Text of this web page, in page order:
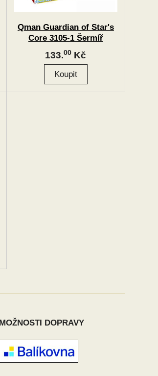
Qman Guardian of Star's
Core 3105-1 Šermíř
"Flame" 2v1
133.00 Kč
MOŽNOSTI DOPRAVY